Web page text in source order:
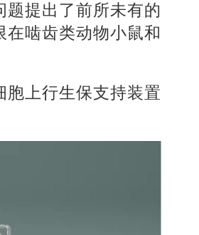
提出了前所未有的
啮齿类动物小鼠和
胞上行生保支持装置